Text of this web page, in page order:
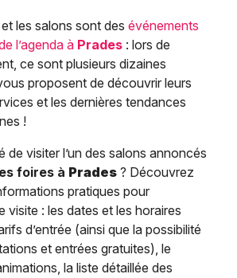
les salons sont des événements
l’agenda à Prades : lors de
ce sont plusieurs dizaines
proposent de découvrir leurs
et les dernières tendances
!
de visiter l’un des salons annoncés
foires à Prades ? Découvrez
pratiques pour
visite : les dates et les horaires
d’entrée (ainsi que la possibilité
et entrées gratuites), le
la liste détaillée des